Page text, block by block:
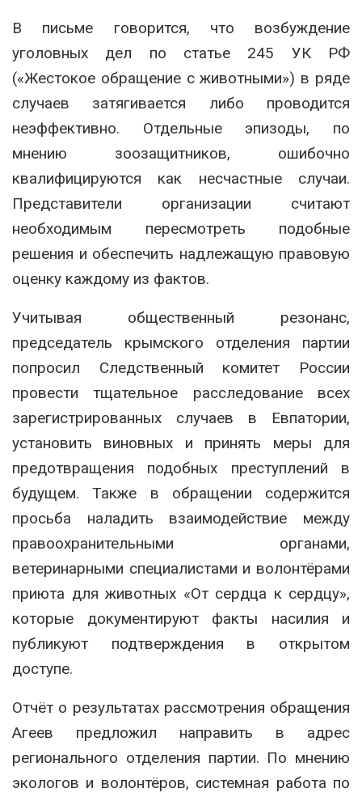
В письме говорится, что возбуждение
уголовных дел по статье 245 УК РФ
(«Жестокое обращение с животными») в ряде
случаев затягивается либо проводится
неэффективно. Отдельные эпизоды, по
мнению зоозащитников, ошибочно
квалифицируются как несчастные случаи.
Представители организации считают
необходимым пересмотреть подобные
решения и обеспечить надлежащую правовую
оценку каждому из фактов.
Учитывая общественный резонанс,
председатель крымского отделения партии
попросил Следственный комитет России
провести тщательное расследование всех
зарегистрированных случаев в Евпатории,
установить виновных и принять меры для
предотвращения подобных преступлений в
будущем. Также в обращении содержится
просьба наладить взаимодействие между
правоохранительными органами,
ветеринарными специалистами и волонтёрами
приюта для животных «От сердца к сердцу»,
которые документируют факты насилия и
публикуют подтверждения в открытом
доступе.
Отчёт о результатах рассмотрения обращения
Агеев предложил направить в адрес
регионального отделения партии. По мнению
экологов и волонтёров, системная работа по